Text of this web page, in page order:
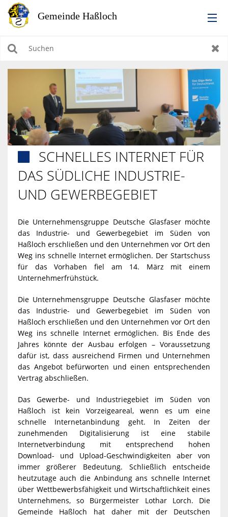
RATHAUS
LEBEN IN HASSLOCH
BILDUNG & KULTUR
WIRTSCHAFTEN, BAUEN, WOHNEN & UMWELT
TOURISMUS
Suchen
SCHNELLES INTERNET FÜR
DAS SÜDLICHE INDUSTRIE-
UND GEWERBEGEBIET
Die Unternehmensgruppe Deutsche Glasfaser möchte
das Industrie- und Gewerbegebiet im Süden von
Haßloch erschließen und den Unternehmen vor Ort den
Weg ins schnelle Internet ermöglichen. Der Startschuss
für das Vorhaben fiel am 14. März mit einem
Unternehmerfrühstück.
Die Unternehmensgruppe Deutsche Glasfaser möchte
das Industrie- und Gewerbegebiet im Süden von
Haßloch erschließen und den Unternehmen vor Ort den
Weg ins schnelle Internet ermöglichen. Bis Ende des
Jahres könnte der Ausbau erfolgen – Voraussetzung
dafür ist, dass ausreichend Firmen und Unternehmen
das Angebot befürworten und einen entsprechenden
Vertrag abschließen.
Das Gewerbe- und Industriegebiet im Süden von
Haßloch ist kein Vorzeigeareal, wenn es um eine
schnelle Internetanbindung geht. In Zeiten der
zunehmenden Digitalisierung ist eine stabile
Internetverbindung mit entsprechend hohen
Download- und Upload-Geschwindigkeiten aber von
immer größerer Bedeutung. Schließlich entscheide
heutzutage auch die Anbindung ans schnelle Internet
über Wettbewerbsfähigkeit und Wirtschaftlichkeit eines
Unternehmens, so Bürgermeister Lothar Lorch. Die
Gemeinde Haßloch hat daher mit der Deutschen